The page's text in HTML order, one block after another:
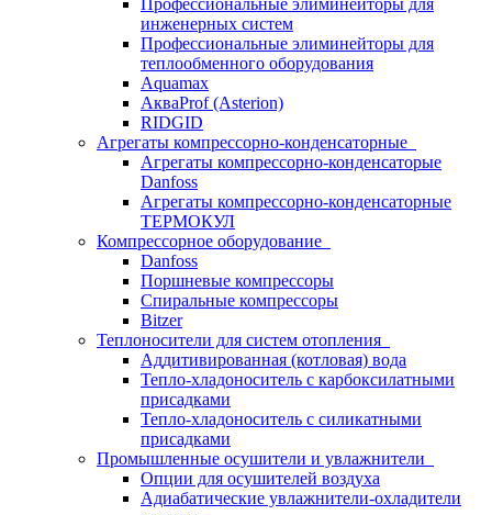
Профессиональные элиминейторы для
инженерных систем
Профессиональные элиминейторы для
теплообменного оборудования
Aquamax
АкваProf (Asterion)
RIDGID
Агрегаты компрессорно-конденсаторные
Агрегаты компрессорно-конденсаторые
Danfoss
Агрегаты компрессорно-конденсаторные
ТЕРМОКУЛ
Компрессорное оборудование
Danfoss
Поршневые компрессоры
Спиральные компрессоры
Bitzer
Теплоносители для систем отопления
Аддитивированная (котловая) вода
Тепло-хладоноситель с карбоксилатными
присадками
Тепло-хладоноситель с силикатными
присадками
Промышленные осушители и увлажнители
Опции для осушителей воздуха
Адиабатические увлажнители-охладители